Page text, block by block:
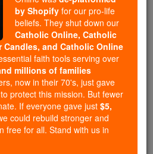
scroll past this
Dear readers, Catholic Online
wasde-platformed by Shopify
for our pro-life beliefs. They
shut down ourCatholic
School, Prayer Candles, and
Resourcesessential faith
students and millions of
founders, now in their 70's,
by Shopify for our pro-life
beliefs. They shut down our
Catholic Online, Catholic
Candles, and Catholic Online
faith tools serving over
millions of families
now in their 70's, just gave
protect this mission. But fewer
If everyone gave just $5,
could rebuild stronger and
free for all. Stand with us in